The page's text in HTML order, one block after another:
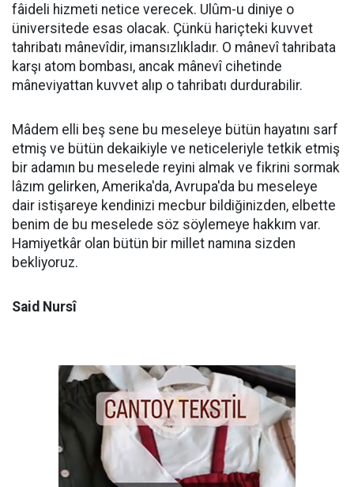
fâideli hizmeti netice verecek. Ulûm-u diniye o
üniversitede esas olacak. Çünkü hariçteki kuvvet
tahribatı mânevîdir, imansızlıkladır. O mânevî tahribata
karşı atom bombası, ancak mânevî cihetinde
mâneviyattan kuvvet alıp o tahribatı durdurabilir.
Mâdem elli beş sene bu meseleye bütün hayatını sarf
etmiş ve bütün dekaikiyle ve neticeleriyle tetkik etmiş
bir adamın bu meselede reyini almak ve fikrini sormak
lâzım gelirken, Amerika'da, Avrupa'da bu meseleye
dair istişareye kendinizi mecbur bildiğinizden, elbette
benim de bu meselede söz söylemeye hakkım var.
Hamiyetkâr olan bütün bir millet namına sizden
bekliyoruz.
Said Nursî